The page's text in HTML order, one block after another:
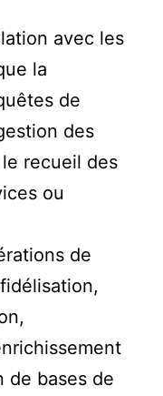
avec les
la
de
des
recueil des
ou
de
de bases de